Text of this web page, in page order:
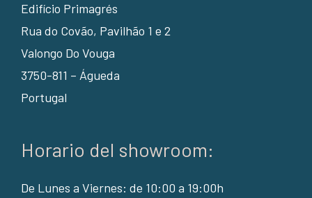
Edifício Primagrés
Rua do Covão, Pavilhão 1 e 2
Valongo Do Vouga
3750-811 – Águeda
Portugal
Horario del showroom:
De Lunes a Viernes: de 10:00 a 19:00h